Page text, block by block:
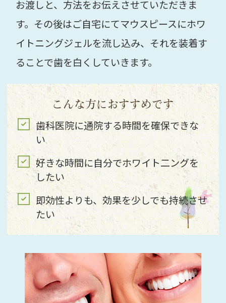
お渡しと、方法をお伝えさせていただきま
す。その後はご自宅にてマウスピースにホワ
イトニングジェルを流し込み、それを装着す
ることで歯を白くしていきます。
こんな方におすすめです
歯科医院に通院する時間を確保できな
い
好きな時間に自分でホワイト二ングを
したい
即効性よりも、効果を少しでも持続させ
たい